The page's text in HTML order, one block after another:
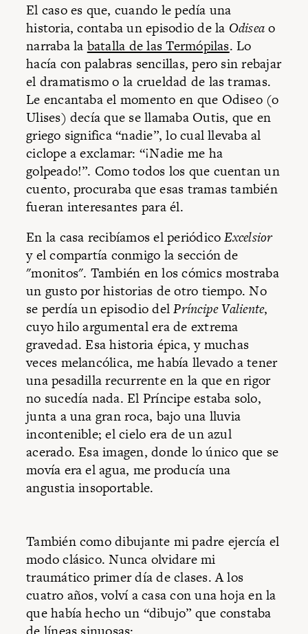
El caso es que, cuando le pedía una
historia, contaba un episodio de la Odiseao
narraba la batalla de las Termópilas. Lo
hacía con palabras sencillas, pero sin rebajar
el dramatismo o la crueldad de las tramas.
Le encantaba el momento en que Odiseo (o
Ulises) decía que se llamaba Outis, que en
griego significa “nadie”, lo cual llevaba al
ciclope a exclamar: “¡Nadie me ha
golpeado!”. Como todos los que cuentan un
cuento, procuraba que esas tramas también
fueran interesantes para él.
En la casa recibíamos el periódicoExcelsior
y el compartía conmigo la sección de
"monitos". También en los cómics mostraba
un gusto por historias de otro tiempo. No
se perdía un episodio delPríncipe Valiente,
cuyo hilo argumental era de extrema
gravedad. Esa historia épica, y muchas
veces melancólica, me había llevado a tener
una pesadilla recurrente en la que en rigor
no sucedía nada. El Príncipe estaba solo,
junta a una gran roca, bajo una lluvia
incontenible; el cielo era de un azul
acerado. Esa imagen, donde lo único que se
movía era el agua, me producía una
angustia insoportable.
También como dibujante mi padre ejercía el
modo clásico. Nunca olvidare mi
traumático primer día de clases. A los
cuatro años, volví a casa con una hoja en la
que había hecho un “dibujo” que constaba